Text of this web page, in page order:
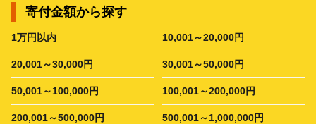
寄付金額から探す
1万円以内 10,001～20,000円
20,001～30,000円 30,001～50,000円
50,001～100,000円 100,001～200,000円
200,001～500,000円 500,001～1,000,000円